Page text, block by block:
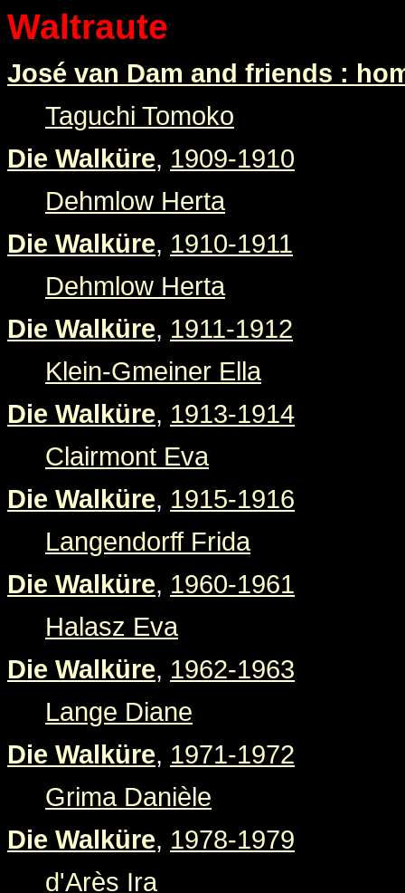
Waltraute
José van Dam and friends :
Taguchi Tomoko
Die Walküre, 1909-1910
Dehmlow Herta
Die Walküre, 1910-1911
Dehmlow Herta
Die Walküre, 1911-1912
Klein-Gmeiner Ella
Die Walküre, 1913-1914
Clairmont Eva
Die Walküre, 1915-1916
Langendorff Frida
Die Walküre, 1960-1961
Halasz Eva
Die Walküre, 1962-1963
Lange Diane
Die Walküre, 1971-1972
Grima Danièle
Die Walküre, 1978-1979
d'Arès Ira